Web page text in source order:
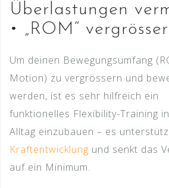
Überlastungen
• „ROM“
Um deinen Bewegungsumfang
Motion) zu vergrössern und
werden, ist es sehr hilfreich ein
funktionelles Flexibility-Training
Alltag einzubauen – es
Kraftentwicklung und senkt das
auf ein Minimum.